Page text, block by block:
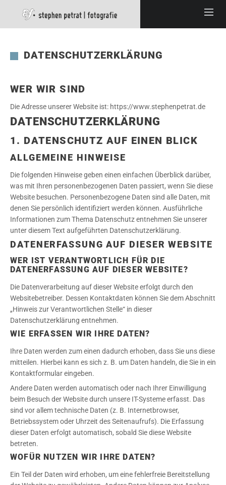
DATENSCHUTZERKLÄRUNG
WER WIR SIND
Die Adresse unserer Website ist: https://www.stephenpetrat.de
DATENSCHUTZ­ERKLÄRUNG
1. DATENSCHUTZ AUF EINEN BLICK
ALLGEMEINE HINWEISE
Die folgenden Hinweise geben einen einfachen Überblick darüber,
was mit Ihren personenbezogenen Daten passiert, wenn Sie diese
Website besuchen. Personenbezogene Daten sind alle Daten, mit
denen Sie persönlich identifiziert werden können. Ausführliche
Informationen zum Thema Datenschutz entnehmen Sie unserer
unter diesem Text aufgeführten Datenschutzerklärung.
DATENERFASSUNG AUF DIESER WEBSITE
WER IST VERANTWORTLICH FÜR DIE
DATENERFASSUNG AUF DIESER WEBSITE?
Die Datenverarbeitung auf dieser Website erfolgt durch den
Websitebetreiber. Dessen Kontaktdaten können Sie dem Abschnitt
„Hinweis zur Verantwortlichen Stelle“ in dieser
Datenschutzerklärung entnehmen.
WIE ERFASSEN WIR IHRE DATEN?
Ihre Daten werden zum einen dadurch erhoben, dass Sie uns diese
mitteilen. Hierbei kann es sich z. B. um Daten handeln, die Sie in ein
Kontaktformular eingeben.
Andere Daten werden automatisch oder nach Ihrer Einwilligung
beim Besuch der Website durch unsere IT-Systeme erfasst. Das
sind vor allem technische Daten (z. B. Internetbrowser,
Betriebssystem oder Uhrzeit des Seitenaufrufs). Die Erfassung
dieser Daten erfolgt automatisch, sobald Sie diese Website
betreten.
WOFÜR NUTZEN WIR IHRE DATEN?
Ein Teil der Daten wird erhoben, um eine fehlerfreie Bereitstellung